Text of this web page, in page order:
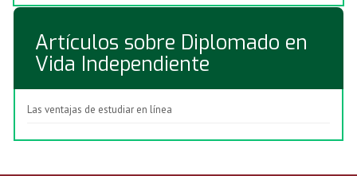
Artículos sobre Diplomado en
Vida Independiente
Las ventajas de estudiar en línea